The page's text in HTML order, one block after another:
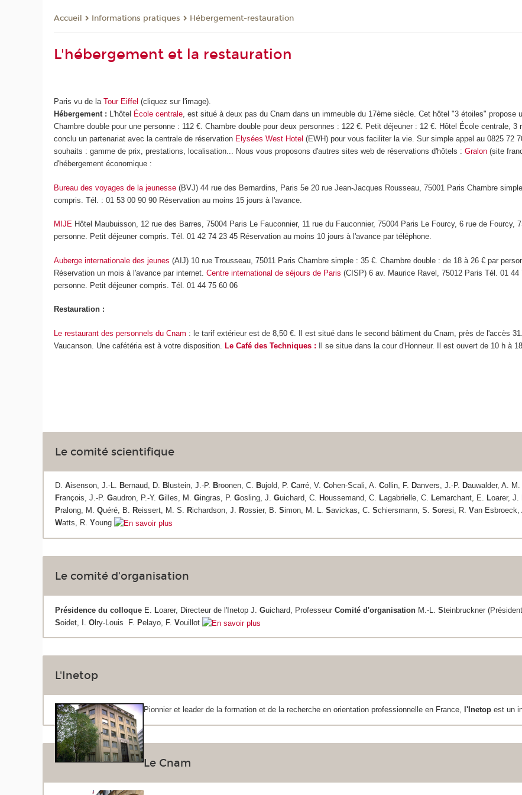
Accueil Informations pratiques Hébergement-restauration
L'hébergement et la restauration
Paris vu de laTour Eiffel (cliquez sur l'image).
Hébergement : L'hôtel École centrale, est situé à deux pas du Cnam dans un immeuble du 17ème siècle. Cet hôtel "3 étoiles"
Chambre double pour une personne : 112 €. Chambre double pour deux personnes : 122 €. Petit déjeuner : 12 €. Hôtel École centrale,
conclu un partenariat avec la centrale de réservation Elysées West Hotel (EWH) pour vous faciliter la vie. Sur simple appel au 0825 72
souhaits : gamme de prix, prestations, localisation... Nous vous proposons d'autres sites web de réservations d'hôtels :Gralon (site
d'hébergement économique :
Bureau des voyages de la jeunesse (BVJ) 44 rue des Bernardins, Paris 5e 20 rue Jean-Jacques Rousseau, 75001 Paris Chambre
compris. Tél. : 01 53 00 90 90 Réservation au moins 15 jours à l'avance.
MIJE Hôtel Maubuisson, 12 rue des Barres, 75004 Paris Le Fauconnier, 11 rue du Fauconnier, 75004 Paris Le Fourcy, 6 rue de
personne. Petit déjeuner compris. Tél. 01 42 74 23 45 Réservation au moins 10 jours à l'avance par téléphone.
Auberge internationale des jeunes (AIJ) 10 rue Trousseau, 75011 Paris Chambre simple : 35 €. Chambre double : de 18 à 26 € par
Réservation un mois à l'avance par internet.Centre international de séjours de Paris (CISP) 6 av. Maurice Ravel, 75012 Paris Tél. 01
personne. Petit déjeuner compris. Tél. 01 44 75 60 06
Restauration :
Le restaurant des personnels du Cnam : le tarif extérieur est de 8,50 €. Il est situé dans le second bâtiment du Cnam, près de l'accès
Vaucanson. Une cafétéria est à votre disposition.Le Café des Techniques : Il se situe dans la cour d'Honneur. Il est ouvert de 10 h à 18
Le comité scientifique
D. Aisenson, J.-L. Bernaud, D. B lustein, J.-P. Broonen, C. Bujold, P.Carré, V.Cohen-Scali, A.Collin, F. Danvers, J.-P. Dauwalder, A. M.
François, J.-P.Gaudron, P.-Y.Gilles, M.Gingras, P.Gosling, J.Guichard, C. Houssemand, C. Lagabrielle, C. Lemarchant, E. Loarer, J.
Pralong, M.Quéré, B. Reissert, M. S. Richardson, J. Rossier, B.Simon, M. L.Savickas, C.Schiersmann, S.Soresi, R.Van
Watts, R.Young
Le comité d'organisation
Présidence du colloque E.Loarer, Directeur de l'Inetop J.Guichard, ProfesseurComité d'organisation M.-L.Steinbruckner
Soidet, I.Olry-Louis F.Pelayo, F.Vouillot
L'Inetop
Pionnier et leader de la formation et de la recherche en orientation professionnelle en France, l'Inetop est un
Le Cnam